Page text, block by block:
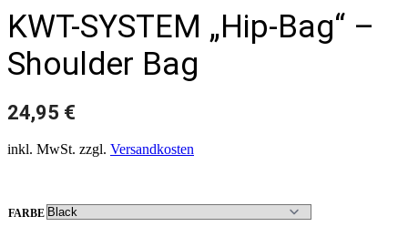
KWT-SYSTEM „Hip-Bag“ –
Shoulder Bag
24,95 €
inkl. MwSt. zzgl. Versandkosten
FARBE